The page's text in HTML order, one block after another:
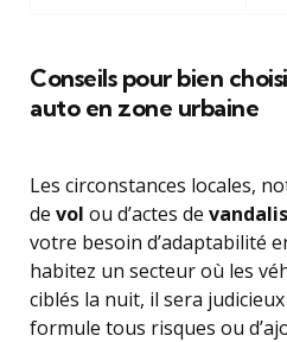
Conseils pour bien
auto en zone urbaine
Les circonstances locales,
de vol ou d’actes de
votre besoin d’adaptabilité
habitez un secteur où les
ciblés la nuit, il sera
formule tous risques ou